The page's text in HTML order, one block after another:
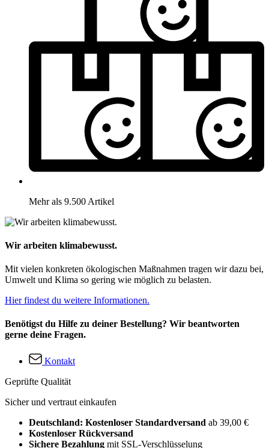
Mehr als 9.500 Artikel
Wir arbeiten klimabewusst.
Mit vielen konkreten ökologischen Maßnahmen tragen wir dazu bei,
Umwelt und Klima so gering wie möglich zu belasten.
Hier findest du weitere Informationen.
Benötigst du Hilfe zu deiner Bestellung? Wir beantworten
gerne deine Fragen.
Kontakt
Geprüfte Qualität
Sicher und vertraut einkaufen
Deutschland: Kostenloser Standardversand ab 39,00 €
Kostenloser Rückversand
Sichere Bezahlung mit SSL-Verschlüsselung